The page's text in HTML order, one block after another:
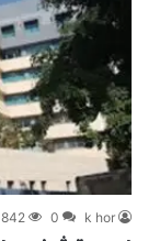
k hor
0
842